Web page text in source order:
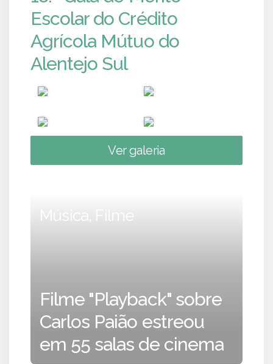
Escolar do Crédito
Agrícola Mútuo do
Alentejo Sul
Ver galeria
Música, Filme
Filme "Playback" sobre
Carlos Paião estreou
em 55 salas de cinema